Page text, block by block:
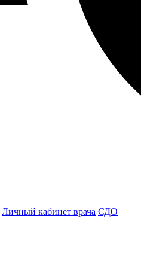
Личный кабинет врача СДО